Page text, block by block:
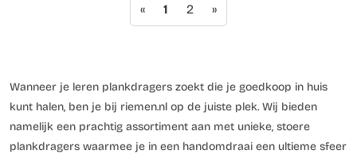
« 1 2 »
Wanneer je leren plankdragers zoekt die je goedkoop in huis
kunt halen, ben je bij riemen.nl op de juiste plek. Wij bieden
namelijk een prachtig assortiment aan met unieke, stoere
plankdragers waarmee je in een handomdraai een ultieme sfeer